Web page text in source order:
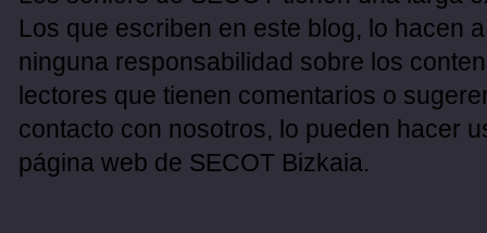
Los que escriben en este blog, lo hacen
ninguna responsabilidad sobre los
lectores que tienen comentarios o
contacto con nosotros, lo pueden hacer
página web de SECOT Bizkaia.